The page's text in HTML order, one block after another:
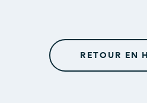
RETOUR EN